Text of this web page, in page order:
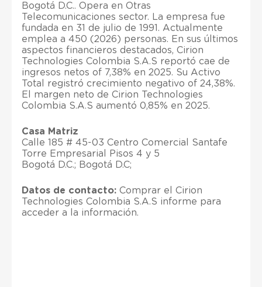
Bogotá D.C.. Opera en Otras
Telecomunicaciones sector. La empresa fue
fundada en 31 de julio de 1991. Actualmente
emplea a 450 (2026) personas. En sus últimos
aspectos financieros destacados, Cirion
Technologies Colombia S.A.S reportó cae de
ingresos netos of 7,38% en 2025. Su Activo
Total registró crecimiento negativo of 24,38%.
El margen neto de Cirion Technologies
Colombia S.A.S aumentó 0,85% en 2025.
Casa Matriz
Calle 185 # 45-03 Centro Comercial Santafe
Torre Empresarial Pisos 4 y 5
Bogotá D.C.; Bogotá D.C;
Datos de contacto: Comprar el Cirion
Technologies Colombia S.A.S informe para
acceder a la información.